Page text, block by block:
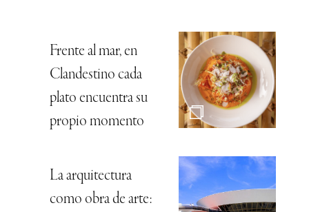
Frente al mar, en
Clandestino cada
plato encuentra su
propio momento
La arquitectura
como obra de arte: